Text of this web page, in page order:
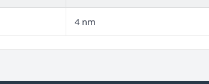
4 nm